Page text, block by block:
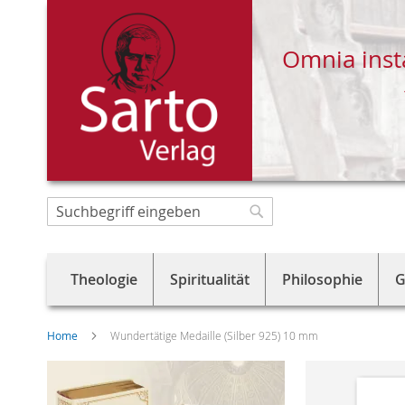
Direkt
zum
Omnia
Suche
Theologie Spiritualität Philosophie
Home Wundertätige Medaille (Silber 925) 10 mm